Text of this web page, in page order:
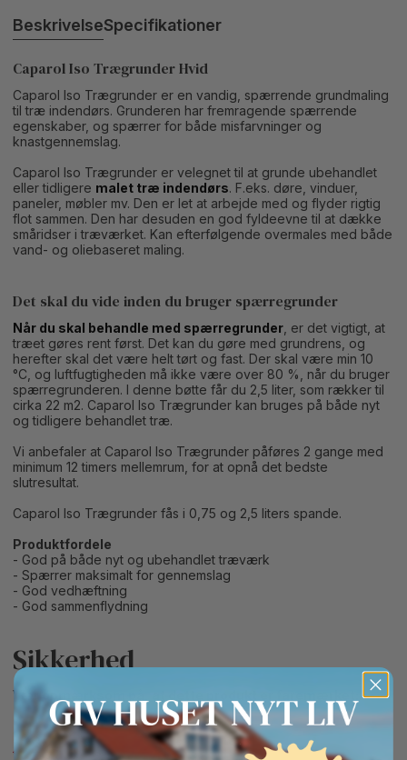
BeskrivelseSpecifikationer
Caparol Iso Trægrunder Hvid
Caparol Iso Trægrunder er en vandig, spærrende grundmaling
til træ indendørs. Grunderen har fremragende spærrende
egenskaber, og spærrer for både misfarvninger og
knastgennemslag.
Caparol Iso Trægrunder er velegnet til at grunde ubehandlet
eller tidligere malet træ indendørs. F.eks. døre, vinduer,
paneler, møbler mv. Den er let at arbejde med og flyder rigtig
flot sammen. Den har desuden en god fyldeevne til at dække
småridser i træværket. Kan efterfølgende overmales med både
vand- og oliebaseret maling.
Det skal du vide inden du bruger spærregrunder
Når du skal behandle med spærregrunder , er det vigtigt, at
træet gøres rent først. Det kan du gøre med grundrens, og
herefter skal det være helt tørt og fast. Der skal være min 10
°C, og luftfugtigheden må ikke være over 80 %, når du bruger
spærregrunderen. I denne bøtte får du 2,5 liter, som rækker til
cirka 22 m2. Caparol Iso Trægrunder kan bruges på både nyt
og tidligere behandlet træ.
Vi anbefaler at Caparol Iso Trægrunder påføres 2 gange med
minimum 12 timers mellemrum, for at opnå det bedste
slutresultat.
Caparol Iso Trægrunder fås i 0,75 og 2,5 liters spande.
Produktfordele
- God på både nyt og ubehandlet træværk
- Spærrer maksimalt for gennemslag
- God vedhæftning
- God sammenflydning
Sikkerhed
Vær opmærksom på, at dette produkt er faremærket: